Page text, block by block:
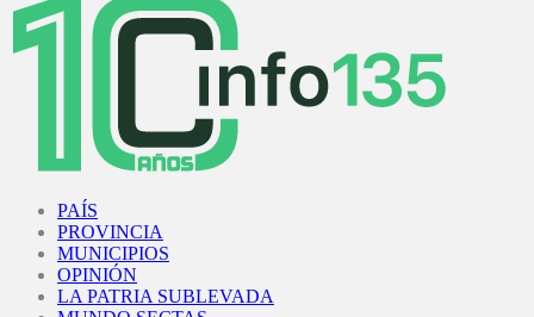
PAÍS
PROVINCIA
MUNICIPIOS
OPINIÓN
LA PATRIA SUBLEVADA